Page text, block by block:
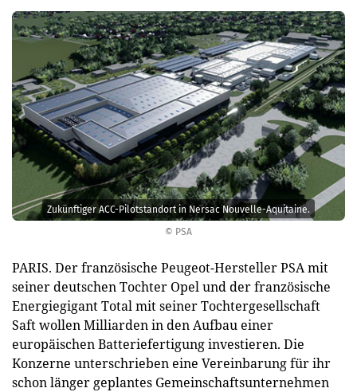
© PSA
Zukünftiger ACC-Pilotstandort in Nersac Nouvelle-Aquitaine.
PARIS. Der französische Peugeot-Hersteller PSA mit
seiner deutschen Tochter Opel und der französische
Energiegigant Total mit seiner Tochtergesellschaft
Saft wollen Milliarden in den Aufbau einer
europäischen Batteriefertigung investieren. Die
Konzerne unterschrieben eine Vereinbarung für ihr
schon länger geplantes Gemeinschaftsunternehmen